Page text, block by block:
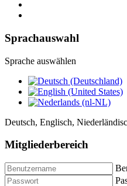
Sprachauswahl
Sprache auswählen
Deutsch, Englisch,
Mitgliederbereich